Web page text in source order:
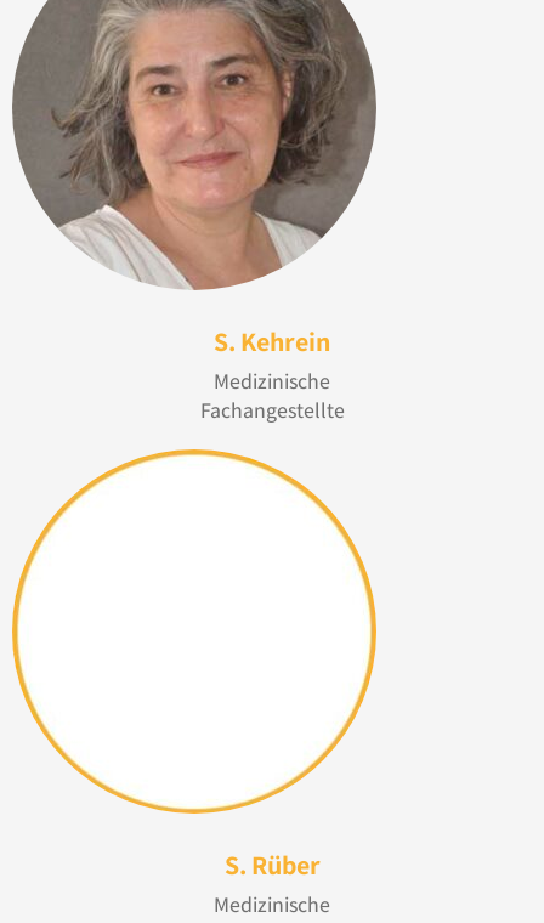
S. Kehrein
Medizinische
Fachangestellte
S. Rüber
Medizinische